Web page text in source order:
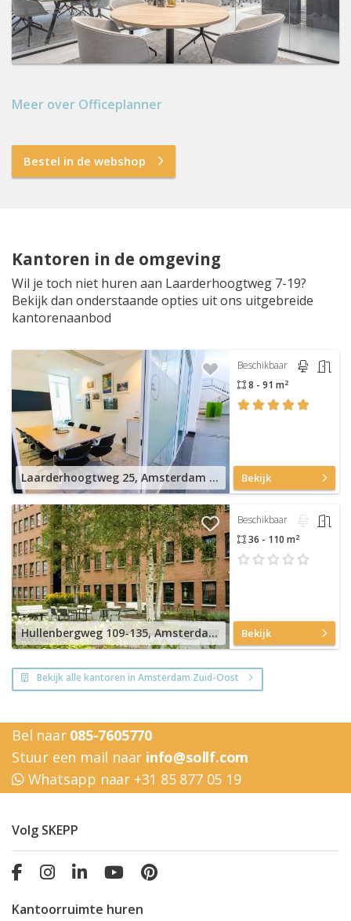
Meer over Officeplanner
Bestel in de webshop
Kantoren in de omgeving
Wil je toch niet huren aan Laarderhoogtweg 7-19?
Bekijk dan onderstaande opties uit ons uitgebreide
kantorenaanbod
Laarderhoogtweg 25, Amsterdam Zuid-Oost
Beschikbaar
8 - 91 m2
Bekijk
Hullenbergweg 109-135, Amsterdam Zuid-Oost
Beschikbaar
36 - 110 m2
Bekijk
Bekijk alle kantoren in Amsterdam Zuid-Oost
Bel naar 085-7605770
Stuur een mail naar info@sollf.com
Whatsapp naar +31 85 877 05 19
Volg SKEPP
Kantoorruimte huren